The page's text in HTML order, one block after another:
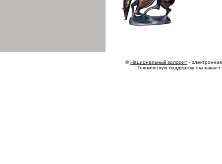
©Национальный колорит -
Техническую поддержку